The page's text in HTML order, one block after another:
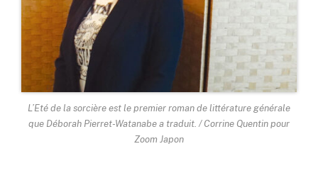
L’Eté de la sorcière est le premier roman de littérature générale
que Déborah Pierret-Watanabe a traduit. / Corrine Quentin pour
Zoom Japon